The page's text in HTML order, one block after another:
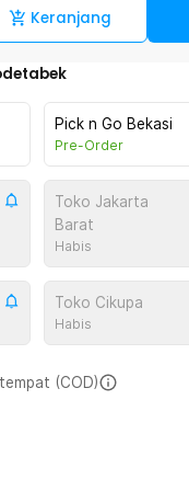
Keranjang
Pick n Go Bekasi
Pre-Order
Toko Jakarta
Barat
Habis
Toko Cikupa
Habis
(COD)